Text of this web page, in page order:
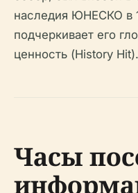
наследия ЮНЕСКО в
подчеркивает его
ценность (History Hit).
Часы